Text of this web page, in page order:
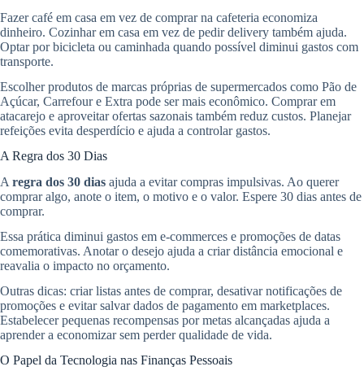
Fazer café em casa em vez de comprar na cafeteria economiza
dinheiro. Cozinhar em casa em vez de pedir delivery também ajuda.
Optar por bicicleta ou caminhada quando possível diminui gastos com
transporte.
Escolher produtos de marcas próprias de supermercados como Pão de
Açúcar, Carrefour e Extra pode ser mais econômico. Comprar em
atacarejo e aproveitar ofertas sazonais também reduz custos. Planejar
refeições evita desperdício e ajuda a controlar gastos.
A Regra dos 30 Dias
A regra dos 30 dias ajuda a evitar compras impulsivas. Ao querer
comprar algo, anote o item, o motivo e o valor. Espere 30 dias antes de
comprar.
Essa prática diminui gastos em e-commerces e promoções de datas
comemorativas. Anotar o desejo ajuda a criar distância emocional e
reavalia o impacto no orçamento.
Outras dicas: criar listas antes de comprar, desativar notificações de
promoções e evitar salvar dados de pagamento em marketplaces.
Estabelecer pequenas recompensas por metas alcançadas ajuda a
aprender a economizar sem perder qualidade de vida.
O Papel da Tecnologia nas Finanças Pessoais